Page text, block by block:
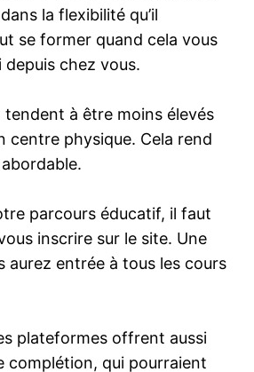
la flexibilité qu’il
se former quand cela vous
chez vous.
tendent à être moins élevés
centre physique. Cela rend
parcours éducatif, il faut
inscrire sur le site. Une
aurez entrée à tous les cours
plateformes offrent aussi
complétion, qui pourraient